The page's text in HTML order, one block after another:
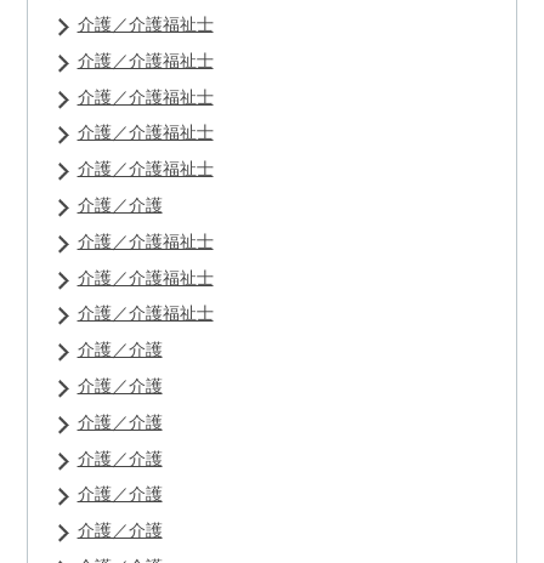
介護／介護福祉士
介護／介護福祉士
介護／介護福祉士
介護／介護福祉士
介護／介護福祉士
介護／介護
介護／介護福祉士
介護／介護福祉士
介護／介護福祉士
介護／介護
介護／介護
介護／介護
介護／介護
介護／介護
介護／介護